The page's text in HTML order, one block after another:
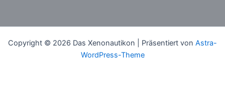
Copyright © 2026 Das Xenonautikon | Präsentiert von Astra-
WordPress-Theme